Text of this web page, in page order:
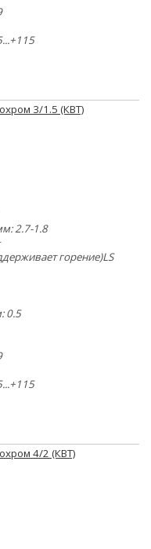
3/1.5 (КВТ)
2.7-1.8
горение)LS
0.5
4/2 (КВТ)